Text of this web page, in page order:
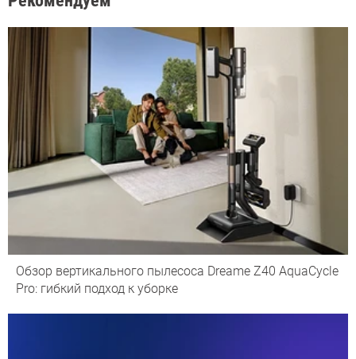
Обзор вертикального пылесоса Dreame Z40 AquaCycle
Pro: гибкий подход к уборке